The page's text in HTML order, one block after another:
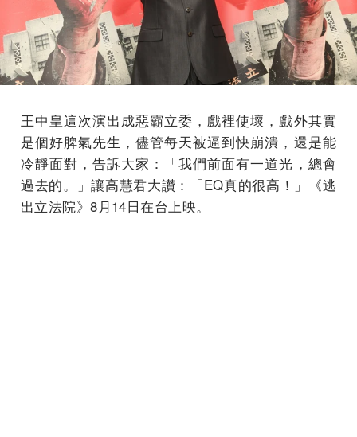
王中皇這次演出成惡霸立委，戲裡使壞，戲外其實
是個好脾氣先生，儘管每天被逼到快崩潰，還是能
冷靜面對，告訴大家：「我們前面有一道光，總會
過去的。」讓高慧君大讚：「EQ真的很高！」《逃
出立法院》8月14日在台上映。